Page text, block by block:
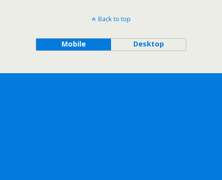
Back to top
Mobile Desktop